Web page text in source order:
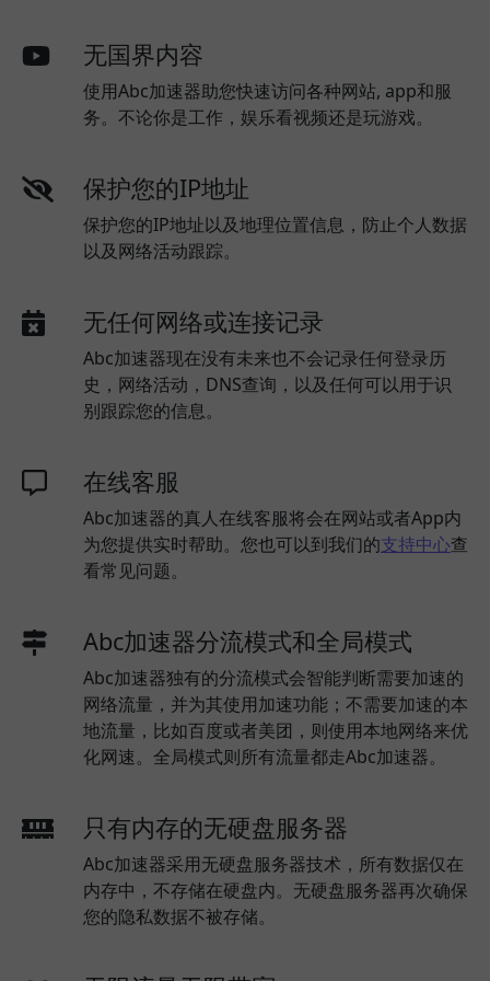
无国界内容
使用Abc加速器助您快速访问各种网站, app和服
务。不论你是工作，娱乐看视频还是玩游戏。
保护您的IP地址
保护您的IP地址以及地理位置信息，防止个人数据
以及网络活动跟踪。
无任何网络或连接记录
Abc加速器现在没有未来也不会记录任何登录历
史，网络活动，DNS查询，以及任何可以用于识
别跟踪您的信息。
在线客服
Abc加速器的真人在线客服将会在网站或者App内
为您提供实时帮助。您也可以到我们的支持中心查
看常见问题。
Abc加速器分流模式和全局模式
Abc加速器独有的分流模式会智能判断需要加速的
网络流量，并为其使用加速功能；不需要加速的本
地流量，比如百度或者美团，则使用本地网络来优
化网速。全局模式则所有流量都走Abc加速器。
只有内存的无硬盘服务器
Abc加速器采用无硬盘服务器技术，所有数据仅在
内存中，不存储在硬盘内。无硬盘服务器再次确保
您的隐私数据不被存储。